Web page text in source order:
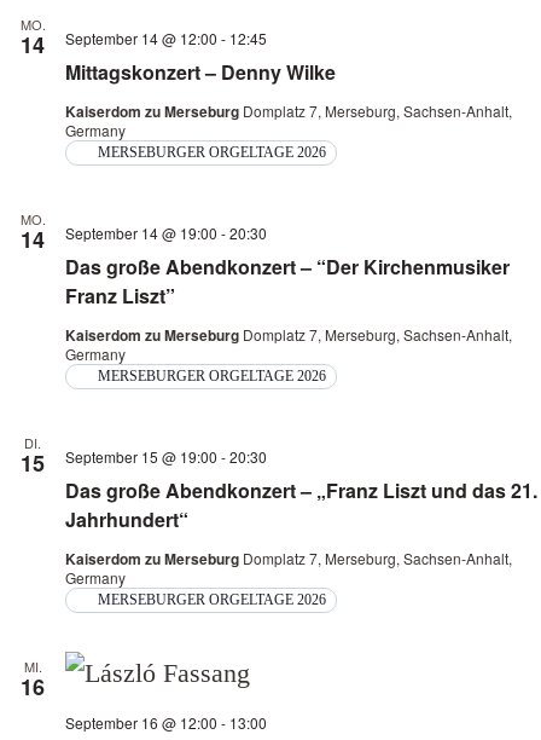
MO.
14
Mittagskonzert – Denny Wilke
September 14 @ 12:00 - 12:45
Kaiserdom zu Merseburg Domplatz 7, Merseburg, Sachsen-Anhalt,
Germany
MERSEBURGER ORGELTAGE 2026
MO.
14
Das große Abendkonzert – “Der Kirchenmusiker
Franz Liszt”
September 14 @ 19:00 -20:30
Kaiserdom zu Merseburg Domplatz 7, Merseburg, Sachsen-Anhalt,
Germany
MERSEBURGER ORGELTAGE 2026
DI.
15
Das große Abendkonzert – „Franz Liszt und das 21.
Jahrhundert“
September 15 @ 19:00 -20:30
Kaiserdom zu Merseburg Domplatz 7, Merseburg, Sachsen-Anhalt,
Germany
MERSEBURGER ORGELTAGE 2026
MI.
16
September 16 @ 12:00 - 13:00